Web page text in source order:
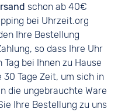
schon ab 40€
bei Uhrzeit.org
Ihre Bestellung
so dass Ihre Uhr
bei Ihnen zu Hause
Tage Zeit, um sich in
die ungebrauchte Ware
Ihre Bestellung zu uns